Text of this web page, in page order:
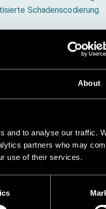
About
and to analyse our traffic.
partners who may
use of their services.
Schadenscodierung.
Zusammenarbeit –
und greifen Sie